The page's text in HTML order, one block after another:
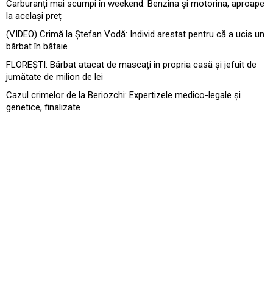
Carburanți mai scumpi în weekend: Benzina și motorina, aproape
la același preț
(VIDEO) Crimă la Ștefan Vodă: Individ arestat pentru că a ucis un
bărbat în bătaie
FLOREȘTI: Bărbat atacat de mascați în propria casă și jefuit de
jumătate de milion de lei
Cazul crimelor de la Beriozchi: Expertizele medico-legale și
genetice, finalizate